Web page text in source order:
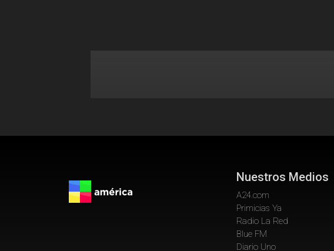
Nuestros Medios
A24.com
Primicias Ya
Radio La Red
Blue FM
Diario Uno